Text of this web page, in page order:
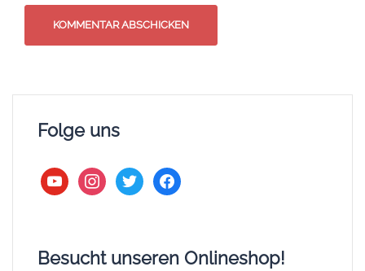
Folge uns
youtubeinstagram
twitter facebook
Besucht unseren Onlineshop!